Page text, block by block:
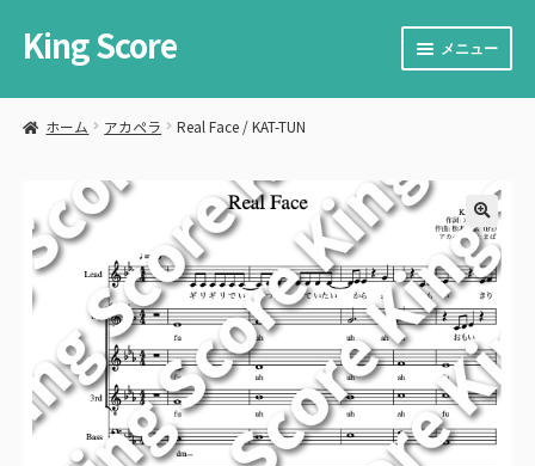
ナ
ビ
シ
ス
キ
ッ
プ
コ
ン
ツ
ッ
プ
King Score メニュー
楽譜を購入する
ュ
ー
を
展
開
メ
ニ
ュ
ー
を
展
開
カート
サ
ブ
メ
ニ
ュ
ー
を
展
開
お問い合わせ
サ
ブ
メ
ニ
ュ
ー
を
展
ホーム アカペラ Real Face / KAT-TUN
🔍